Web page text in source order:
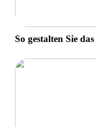
So gestalten Sie